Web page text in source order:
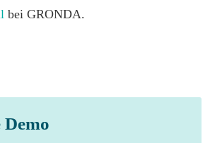
bei GRONDA.
Demo